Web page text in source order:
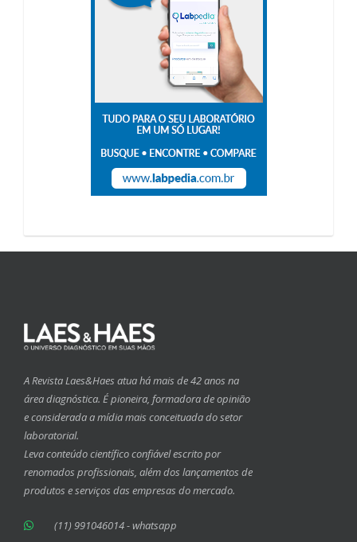
A Revista Laes&Haes atua há mais de 42 anos na
área diagnóstica. É pioneira, formadora de opinião
e considerada a mídia mais conceituada do setor
laboratorial.
Leva conteúdo científico confiável escrito por
renomados profissionais, além dos lançamentos de
produtos e serviços das empresas do mercado.
(11) 991046014 - whatsapp